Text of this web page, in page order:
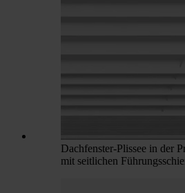
Dachfenster-Plissee in der
mit seitlichen